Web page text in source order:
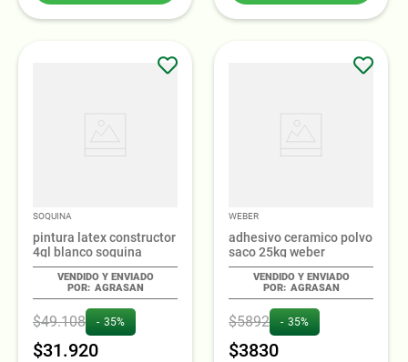
SOQUINA
pintura latex constructor
4gl blanco soquina
AGRASAN
$49.108 35%
$31.920
WEBER
adhesivo ceramico polvo
saco 25kg weber
AGRASAN
$5892 35%
$3830